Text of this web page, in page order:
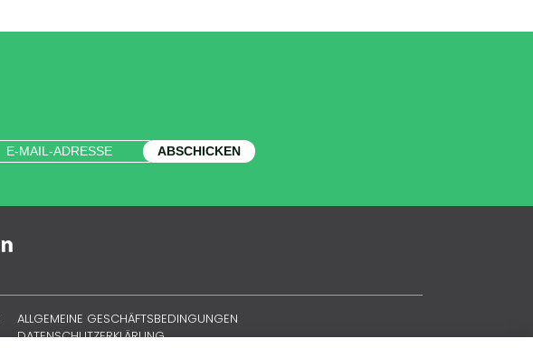
ABSCHICKEN
ALLGEMEINE GESCHÄFTSBEDINGUNGEN
DATENSCHUTZERKLÄRUNG